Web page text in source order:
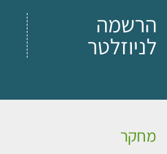
הרשמה
לניוזלטר
מחקר